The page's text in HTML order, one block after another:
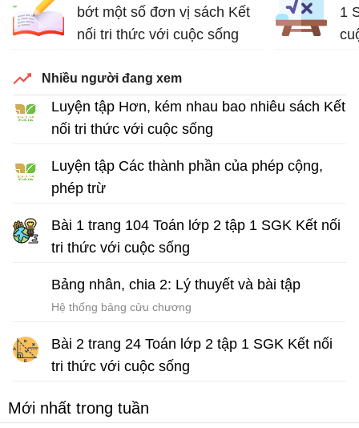
bớt một số đơn vị sách Kết
nối tri thức với cuộc sống
1
Nhiều người đang xem
Luyện tập Hơn, kém nhau bao nhiêu sách Kết
nối tri thức với cuộc sống
Luyện tập Các thành phần của phép cộng,
phép trừ
Bài 1 trang 104 Toán lớp 2 tập 1 SGK Kết nối
tri thức với cuộc sống
Bảng nhân, chia 2: Lý thuyết và bài tập
Hệ thống bảng cửu chương
Bài 2 trang 24 Toán lớp 2 tập 1 SGK Kết nối
tri thức với cuộc sống
Mới nhất trong tuần